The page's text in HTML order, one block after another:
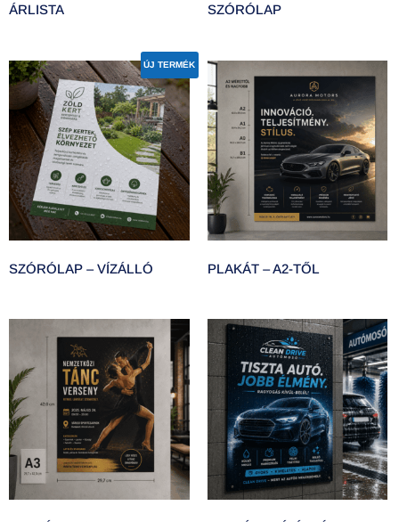
ÁRLISTA SZÓRÓLAP
ÚJ TERMÉK
SZÓRÓLAP – VÍZÁLLÓ PLAKÁT – A2-TŐL